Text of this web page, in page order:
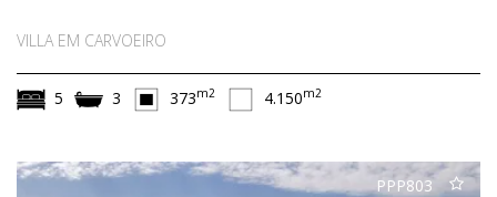
VILLA EM CARVOEIRO
5 3 373m2 4.150m2
PPP803